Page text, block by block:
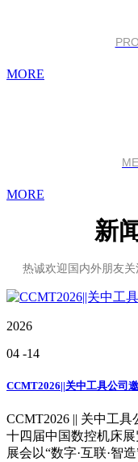
MORE
MORE
新
热诚欢迎国内外朋友
2026
04 -14
CCMT2026||关中工具公司
CCMT2026 || 关中工
十四届中国数控机床
展会以“数字·互联·智